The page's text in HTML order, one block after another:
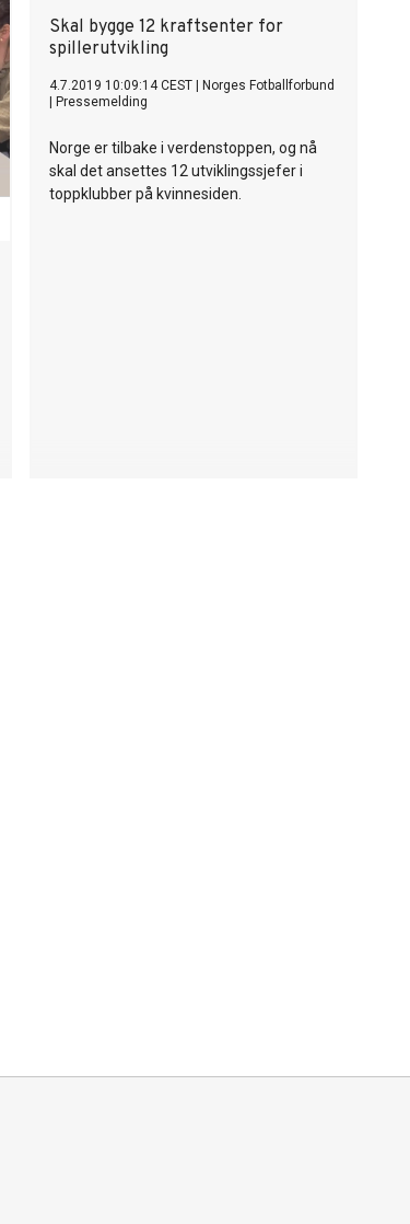
nestleder i YS og juryleder for YS’
likestillingspris.
Skal bygge 12 kraftsenter for
spillerutvikling
4.7.2019 10:09:14 CEST
Norges Fotballforbund
Pressemelding
Norge er tilbake i verdenstoppen, og nå
skal det ansettes 12 utviklingssjefer i
toppklubber på kvinnesiden.